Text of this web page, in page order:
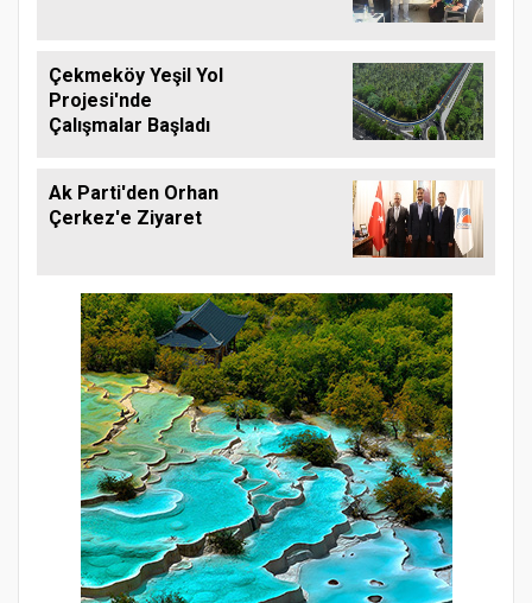
Çekmeköy Yeşil Yol
Projesi'nde
Çalışmalar Başladı
Ak Parti'den Orhan
Çerkez'e Ziyaret